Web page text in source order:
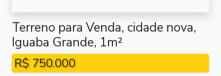
Terreno para Venda, cidade nova,
Iguaba Grande, 1m²
R$ 750.000